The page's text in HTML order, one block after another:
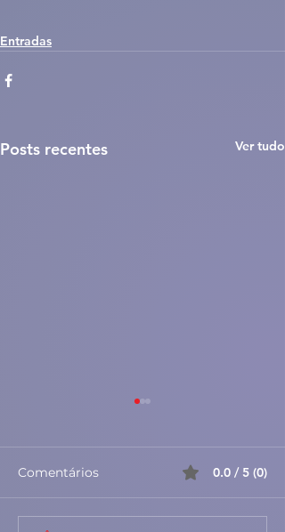
Entradas
Posts recentes Ver tudo
Comentários 0.0 / 5 (0)